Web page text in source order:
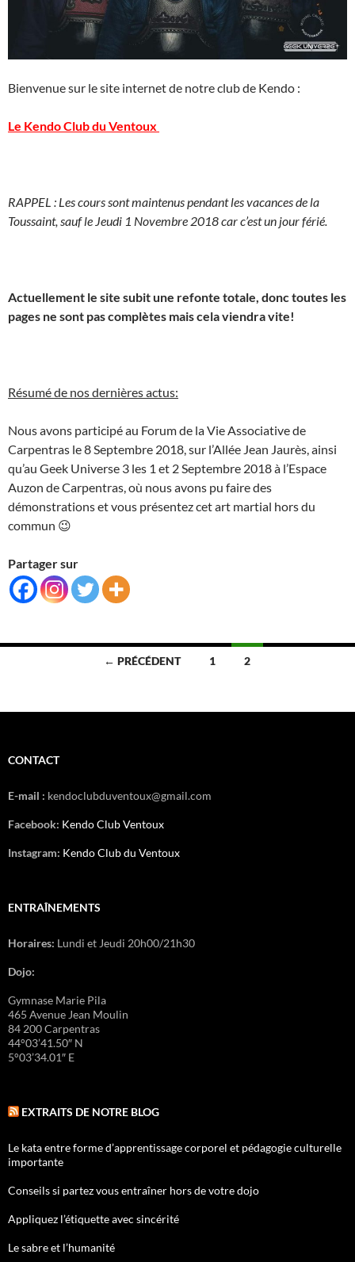
Bienvenue sur le site internet de notre club de Kendo :
Le Kendo Club du Ventoux
RAPPEL : Les cours sont maintenus pendant les vacances de la
Toussaint, sauf le Jeudi 1 Novembre 2018 car c’est un jour férié.
Actuellement le site subit une refonte totale, donc toutes les
pages ne sont pas complètes mais cela viendra vite!
Résumé de nos dernières actus:
Nous avons participé au Forum de la Vie Associative de
Carpentras le 8 Septembre 2018, sur l’Allée Jean Jaurès, ainsi
qu’au Geek Universe 3 les 1 et 2 Septembre 2018 à l’Espace
Auzon de Carpentras, où nous avons pu faire des
démonstrations et vous présentez cet art martial hors du
commun 😉
Partager sur
articles
← PRÉCÉDENT 1 2
CONTACT
E-mail : kendoclubduventoux@gmail.com
Facebook: Kendo Club Ventoux
Instagram: Kendo Club du Ventoux
ENTRAÎNEMENTS
Horaires: Lundi et Jeudi 20h00/21h30
Dojo:
Gymnase Marie Pila
465 Avenue Jean Moulin
84 200 Carpentras
44°03’41.50″ N
5°03’34.01″ E
EXTRAITS DE NOTRE BLOG
Le kata entre forme d’apprentissage corporel et pédagogie culturelle
importante
Conseils si partez vous entraîner hors de votre dojo
Appliquez l’étiquette avec sincérité
Le sabre et l’humanité